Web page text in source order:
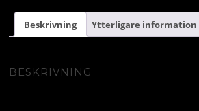
Beskrivning Ytterligare information
BESKRIVNING